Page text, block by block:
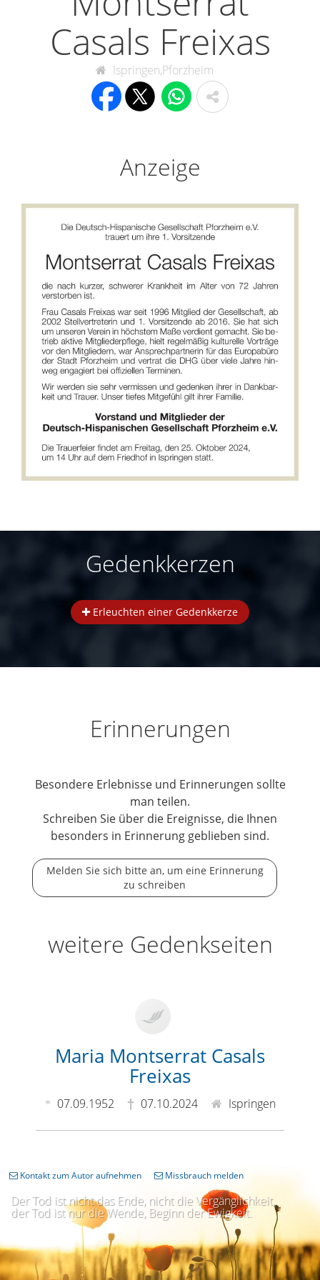
Casals Freixas
Ispringen,Pforzheim
Anzeige
Gedenkkerzen
Erleuchten einer Gedenkkerze
Erinnerungen
Besondere Erlebnisse und Erinnerungen sollte
man teilen.
Schreiben Sie über die Ereignisse, die Ihnen
besonders in Erinnerung geblieben sind.
Melden Sie sich bitte an, um eine Erinnerung
zu schreiben
weitere Gedenkseiten
Maria Montserrat Casals
Freixas
07.09.1952 07.10.2024 Ispringen
Der Tod ist nicht das Ende, nicht die Vergänglichkeit,
der Tod ist nur die Wende, Beginn der Ewigkeit.
Kontakt zum Autor aufnehmen Missbrauch melden